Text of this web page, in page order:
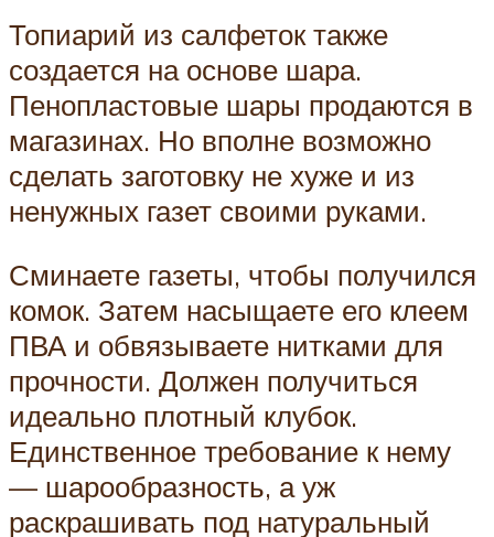
Топиарий из салфеток также
создается на основе шара.
Пенопластовые шары продаются в
магазинах. Но вполне возможно
сделать заготовку не хуже и из
ненужных газет своими руками.
Сминаете газеты, чтобы получился
комок. Затем насыщаете его клеем
ПВА и обвязываете нитками для
прочности. Должен получиться
идеально плотный клубок.
Единственное требование к нему
— шарообразность, а уж
раскрашивать под натуральный